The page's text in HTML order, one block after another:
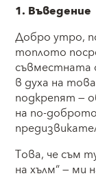
1. Въведение
Добро утро,
топлото
съвместната
в духа на
подкрепят —
на по-
Това, че съм
на хълм“ — ми